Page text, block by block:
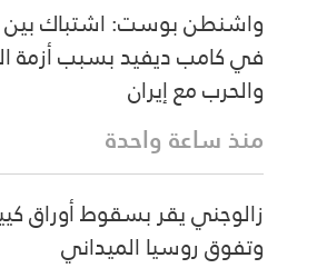
واشنطن بوست: اشتباك
في كامب ديفيد بسبب أزمة
والحرب مع إيران
منذ ساعة واحدة
زالوجني يقر بسقوط أوراق
وتفوق روسيا الميداني